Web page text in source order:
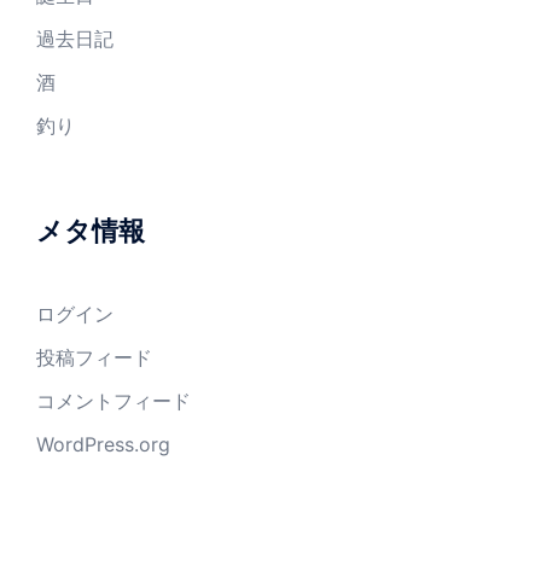
過去日記
酒
釣り
メタ情報
ログイン
投稿フィード
コメントフィード
WordPress.org